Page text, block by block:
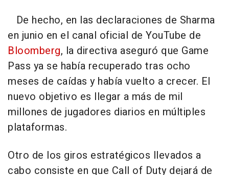
De hecho, en las declaraciones de Sharma
en junio en el canal oficial de YouTube de
Bloomberg, la directiva aseguró que Game
Pass ya se había recuperado tras ocho
meses de caídas y había vuelto a crecer. El
nuevo objetivo es llegar a más de mil
millones de jugadores diarios en múltiples
plataformas.
Otro de los giros estratégicos llevados a
cabo consiste en que Call of Duty dejará de